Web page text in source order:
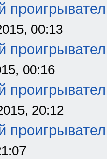
00:13
00:16
20:12